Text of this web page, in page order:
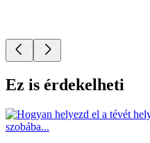
Ez is érdekelheti